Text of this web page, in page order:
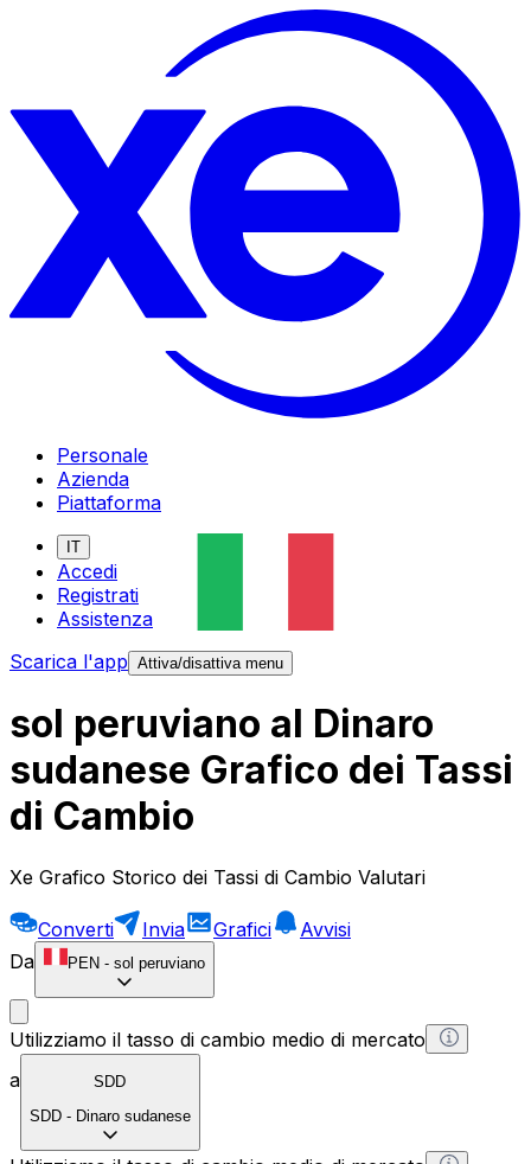
Personale
Azienda
Piattaforma
IT
Accedi
Registrati
Assistenza
Scarica l'app Attiva/disattiva menu
sol peruviano al Dinaro
sudanese Grafico dei Tassi
di Cambio
Xe Grafico Storico dei Tassi di Cambio Valutari
Converti Invia Grafici
Avvisi
Da
PEN - sol peruviano
Utilizziamo il tasso di cambio medio di mercato
a
SDD
SDD - Dinaro sudanese